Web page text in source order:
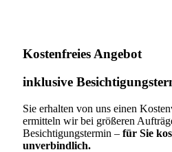
Kostenfreies Angebot
inklusive
Sie erhalten von uns einen
ermitteln wir bei größeren
Besichtigungstermin – für Sie
unverbindlich.